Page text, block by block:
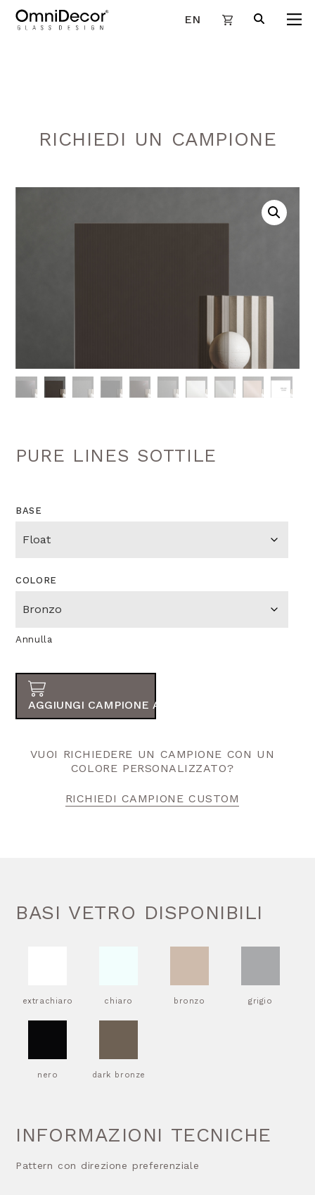
EN
RICHIEDI UN CAMPIONE
PURE LINES SOTTILE
BASE
COLORE
Annulla
AGGIUNGI CAMPIONE AL TUO ORDINE
VUOI RICHIEDERE UN CAMPIONE CON UN
COLORE PERSONALIZZATO?
RICHIEDI CAMPIONE CUSTOM
BASI VETRO DISPONIBILI
extrachiaro chiaro bronzo grigio
nero dark bronze
INFORMAZIONI TECNICHE
Pattern con direzione preferenziale